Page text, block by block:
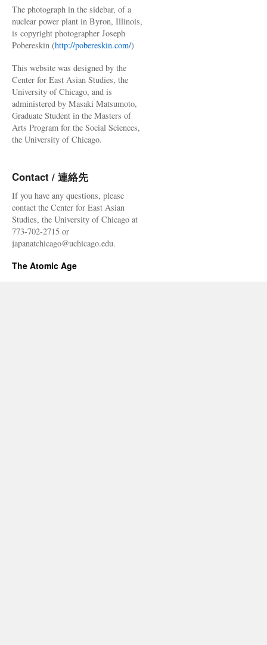
The photograph in the sidebar, of a
nuclear power plant in Byron, Illinois,
is copyright photographer Joseph
Pobereskin (http://pobereskin.com/)
This website was designed by the
Center for East Asian Studies, the
University of Chicago, and is
administered by Masaki Matsumoto,
Graduate Student in the Masters of
Arts Program for the Social Sciences,
the University of Chicago.
Contact / 連絡先
If you have any questions, please
contact the Center for East Asian
Studies, the University of Chicago at
773-702-2715 or
japanatchicago@uchicago.edu.
The Atomic Age